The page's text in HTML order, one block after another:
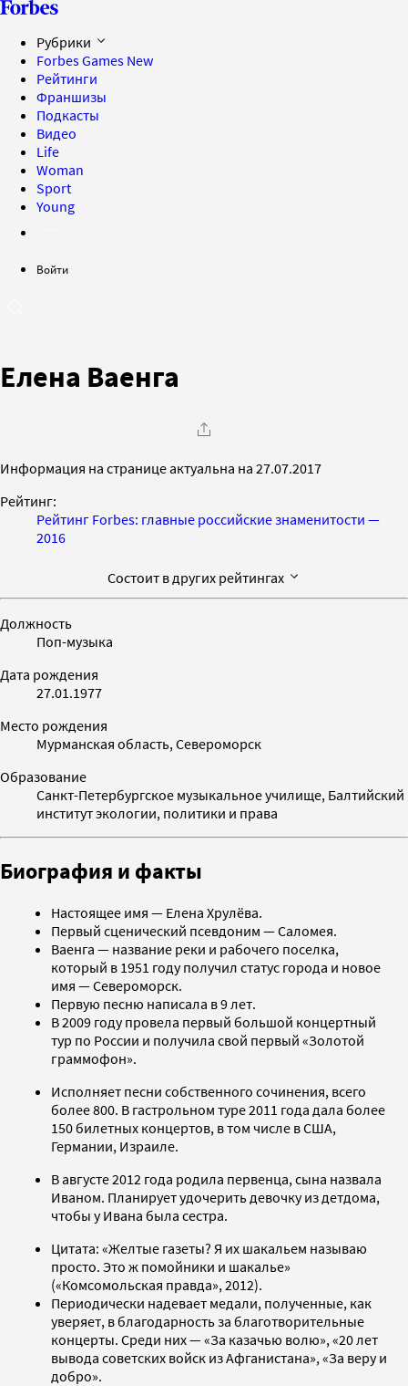
Рубрики
Forbes Games New
Рейтинги
Франшизы
Подкасты
Видео
Life
Woman
Sport
Young
Войти
Елена Ваенга
Информация на странице актуальна на 27.07.2017
Рейтинг:
Рейтинг Forbes: главные российские знаменитости —
2016
Состоит в других рейтингах
Должность
Поп-музыка
Дата рождения
27.01.1977
Место рождения
Мурманская область, Североморск
Образование
Санкт-Петербургское музыкальное училище, Балтийский
институт экологии, политики и права
Биография и факты
Настоящее имя — Елена Хрулёва.
Первый сценический псевдоним — Саломея.
Ваенга — название реки и рабочего поселка,
который в 1951 году получил статус города и новое
имя — Североморск.
Первую песню написала в 9 лет.
В 2009 году провела первый большой концертный
тур по России и получила свой первый «Золотой
граммофон».
Исполняет песни собственного сочинения, всего
более 800. В гастрольном туре 2011 года дала более
150 билетных концертов, в том числе в США,
Германии, Израиле.
В августе 2012 года родила первенца, сына назвала
Иваном. Планирует удочерить девочку из детдома,
чтобы у Ивана была сестра.
Цитата: «Желтые газеты? Я их шакальем называю
просто. Это ж помойники и шакалье»
(«Комсомольская правда», 2012).
Периодически надевает медали, полученные, как
уверяет, в благодарность за благотворительные
концерты. Среди них — «За казачью волю», «20 лет
вывода советских войск из Афганистана», «За веру и
добро».